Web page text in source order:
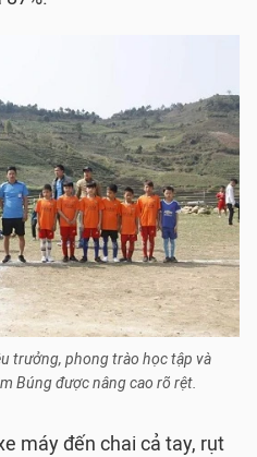
trưởng, phong trào học tập và
Búng được nâng cao rõ rệt.
máy đến chai cả tay, rụt